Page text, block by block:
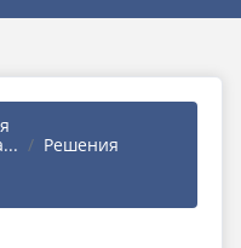
Решения